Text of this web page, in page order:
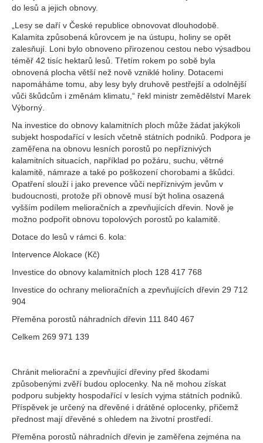
do lesů a jejich obnovy.
„Lesy se daří v České republice obnovovat dlouhodobě.
Kalamita způsobená kůrovcem je na ústupu, holiny se opět
zalesňují. Loni bylo obnoveno přirozenou cestou nebo výsadbou
téměř 42 tisíc hektarů lesů. Třetím rokem po sobě byla
obnovená plocha větší než nově vzniklé holiny. Dotacemi
napomáháme tomu, aby lesy byly druhově pestřejší a odolnější
vůči škůdcům i změnám klimatu,“ řekl ministr zemědělství Marek
Výborný.
Na investice do obnovy kalamitních ploch může žádat jakýkoli
subjekt hospodařící v lesích včetně státních podniků. Podpora je
zaměřena na obnovu lesních porostů po nepříznivých
kalamitních situacích, například po požáru, suchu, větrné
kalamitě, námraze a také po poškození chorobami a škůdci.
Opatření slouží i jako prevence vůči nepříznivým jevům v
budoucnosti, protože při obnově musí být holina osazená
vyšším podílem melioračních a zpevňujících dřevin. Nově je
možno podpořit obnovu topolových porostů po kalamitě.
Dotace do lesů v rámci 6. kola:
Intervence Alokace (Kč)
Investice do obnovy kalamitních ploch 128 417 768
Investice do ochrany melioračních a zpevňujících dřevin 29 712
904
Přeměna porostů náhradních dřevin 111 840 467
Celkem 269 971 139
Chránit meliorační a zpevňující dřeviny před škodami
způsobenými zvěří budou oplocenky. Na ně mohou získat
podporu subjekty hospodařící v lesích vyjma státních podniků.
Příspěvek je určený na dřevěné i drátěné oplocenky, přičemž
přednost mají dřevěné s ohledem na životní prostředí.
Přeměna porostů náhradních dřevin je zaměřena zejména na